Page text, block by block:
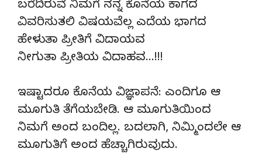
ಬರೆದಿರುವೆ ನಿಮಗೆ ನನ್ನ ಕೊನೆಯ ಕಾಗದ
ವಿವರಿಸುತಲಿ ವಿಷಯವೆಲ್ಲ ಎದೆಯ ಭಾಗದ
ಹೇಳುತಾ ಪ್ರೀತಿಗೆ ವಿದಾಯವ
ನೀಗುತಾ ಪ್ರೀತಿಯ ವಿದಾಹವ…!!!
ಇಷ್ಟಾದರೂ ಕೊನೆಯ ವಿಜ್ಞಾಪನೆ: ಎಂದಿಗೂ ಆ
ಮೂಗುತಿ ತೆಗೆಯಬೇಡಿ. ಆ ಮೂಗುತಿಯಿಂದ
ನಿಮಗೆ ಅಂದ ಬಂದಿಲ್ಲ. ಬದಲಾಗಿ, ನಿಮ್ಮಿಂದಲೇ ಆ
ಮೂಗುತಿಗೆ ಅಂದ ಹೆಚ್ಚಾಗಿರುವುದು.